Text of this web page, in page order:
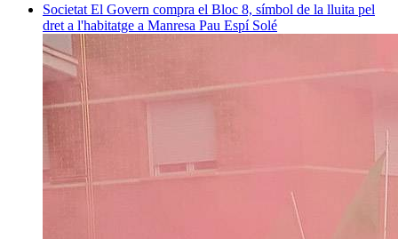
Societat El Govern compra el Bloc 8, símbol de la lluita pel
dret a l'habitatge a Manresa Pau Espí Solé